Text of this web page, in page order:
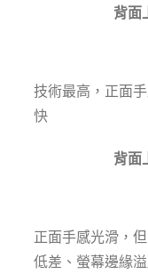
背面
技術最高，正面
快
背面
正面手感光滑，
低差、螢幕邊緣